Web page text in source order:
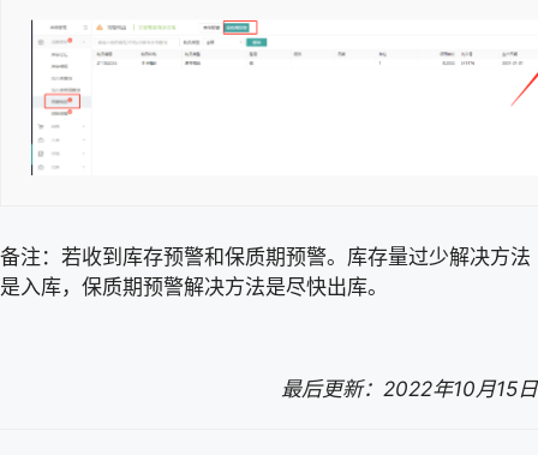
备注：若收到库存预警和保质期预警。库存量过少解决方法
是入库，保质期预警解决方法是尽快出库。
最后更新：2022年10月15日